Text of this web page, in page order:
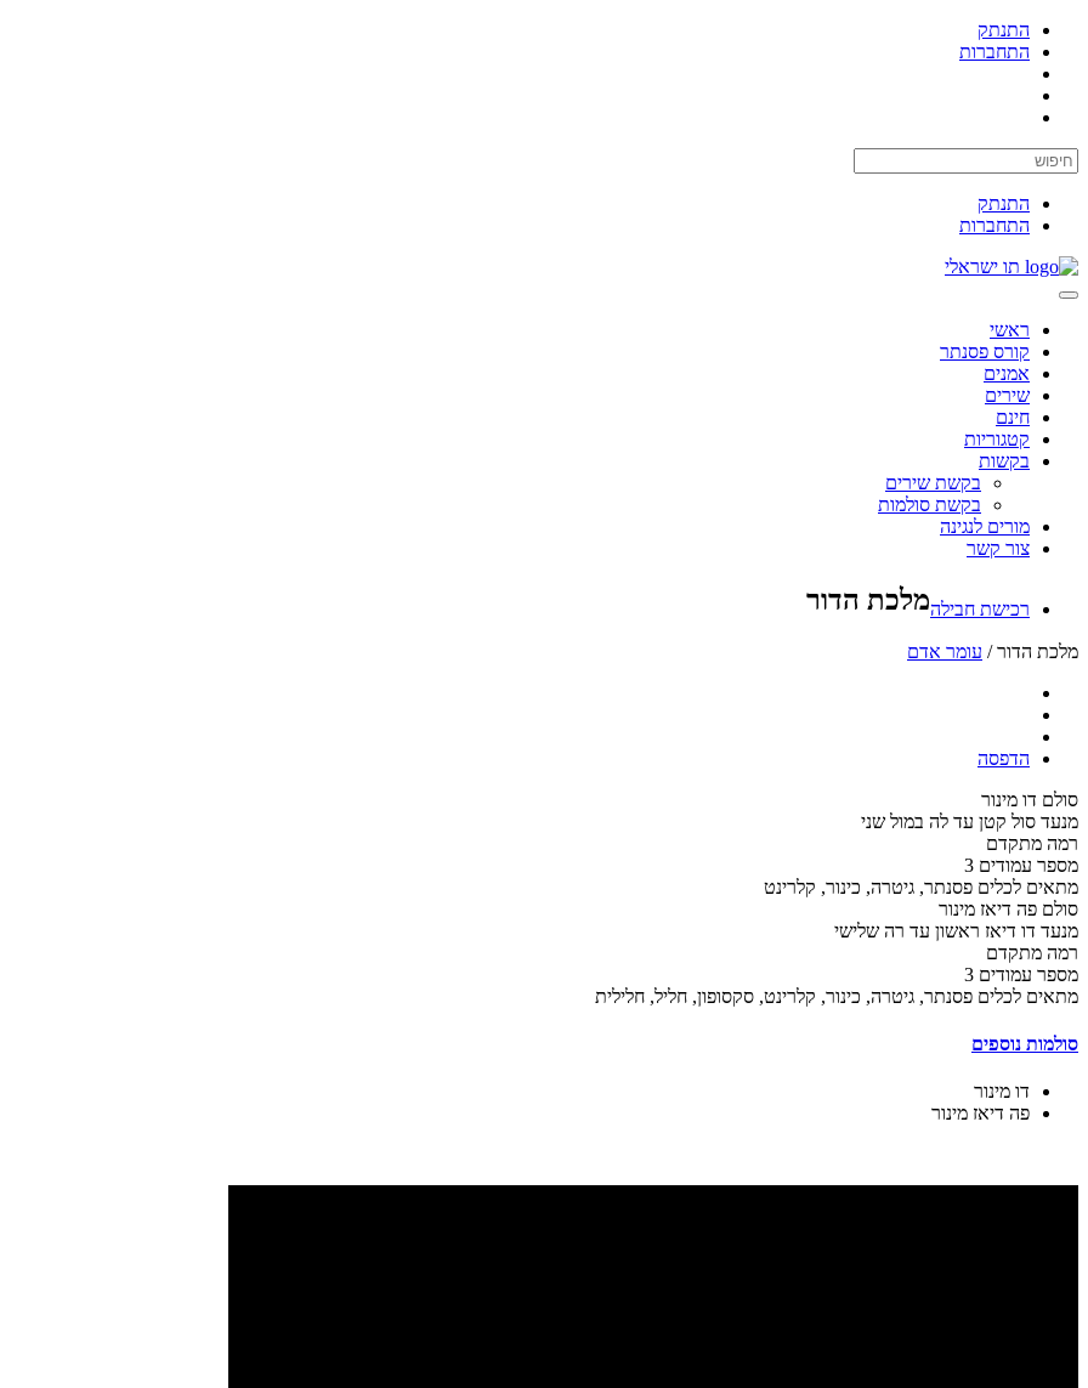
התנתק
התחברות
התנתק
התחברות
תו ישראלי
Toggle
navigation
ראשי
קורס פסנתר
אמנים
שירים
חינם
קטגוריות
בקשות
בקשת שירים
בקשת סולמות
מורים לנגינה
צור קשר
רכישת חבילהמלכת הדור
מלכת הדור / עומר אדם
הדפסה
סולם דו מינור
מנעד סול קטן עד לה במול שני
רמה מתקדם
מספר עמודים 3
מתאים לכלים פסנתר, גיטרה, כינור, קלרינט
סולם פה דיאז מינור
מנעד דו דיאז ראשון עד רה שלישי
רמה מתקדם
מספר עמודים 3
מתאים לכלים פסנתר, גיטרה, כינור, קלרינט, סקסופון, חליל, חלילית
סולמות נוספים
דו מינור
פה דיאז מינור